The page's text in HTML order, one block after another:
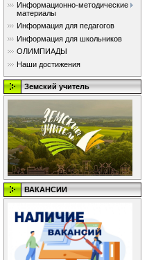
Информационно-методические
материалы
Информация для педагогов
Информация для школьников
ОЛИМПИАДЫ
Наши достижения
Земский учитель
ВАКАНСИИ